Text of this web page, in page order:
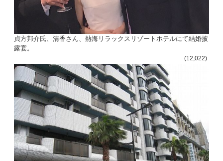
貞方邦介氏、清香さん、熱海リラックスリゾートホテルにて結婚披
露宴。
(12,022)